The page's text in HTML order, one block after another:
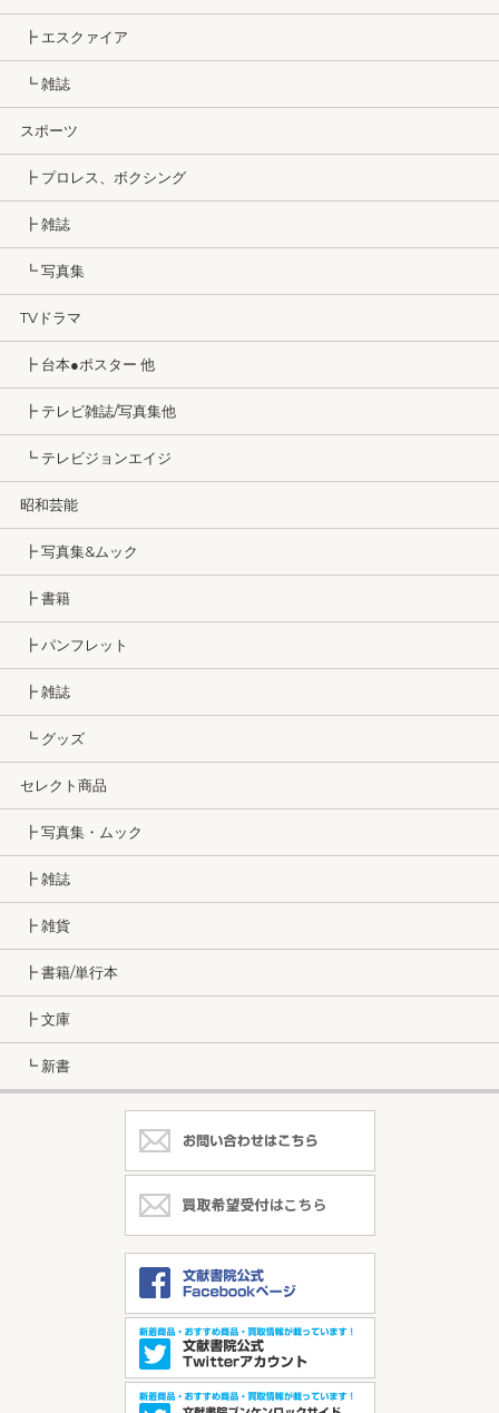
┣ エスクァイア
┗ 雑誌
スポーツ
┣ プロレス、ボクシング
┣ 雑誌
┗ 写真集
TVドラマ
┣ 台本●ポスター 他
┣ テレビ雑誌/写真集他
┗ テレビジョンエイジ
昭和芸能
┣ 写真集&ムック
┣ 書籍
┣ パンフレット
┣ 雑誌
┗ グッズ
セレクト商品
┣ 写真集・ムック
┣ 雑誌
┣ 雑貨
┣ 書籍/単行本
┣ 文庫
┗ 新書